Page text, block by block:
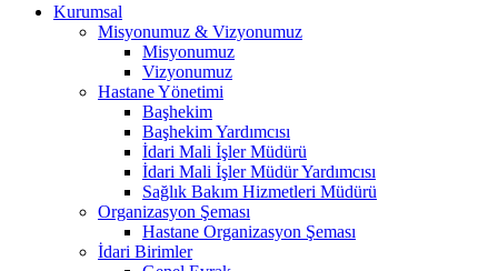
Kurumsal
Misyonumuz & Vizyonumuz
Misyonumuz
Vizyonumuz
Hastane Yönetimi
Başhekim
Başhekim Yardımcısı
İdari Mali İşler Müdürü
İdari Mali İşler Müdür Yardımcısı
Sağlık Bakım Hizmetleri Müdürü
Organizasyon Şeması
Hastane Organizasyon Şeması
İdari Birimler